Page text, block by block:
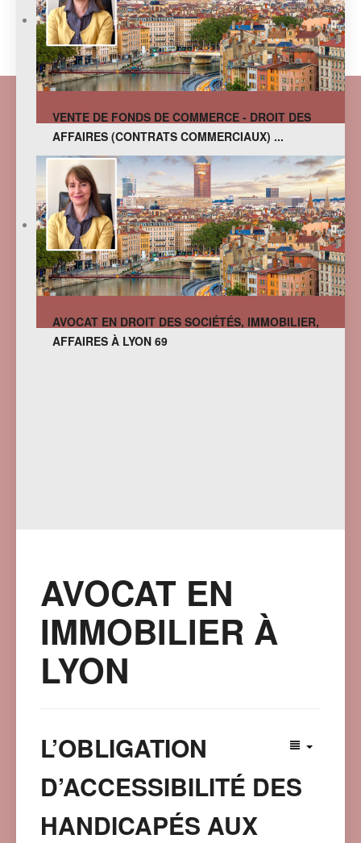
VENTE DE FONDS DE COMMERCE - DROIT DES
AFFAIRES (CONTRATS COMMERCIAUX) ...
AVOCAT EN DROIT DES SOCIÉTÉS, IMMOBILIER,
AFFAIRES À LYON 69
AVOCAT EN
IMMOBILIER À
LYON
L’OBLIGATION
D’ACCESSIBILITÉ DES
HANDICAPÉS AUX